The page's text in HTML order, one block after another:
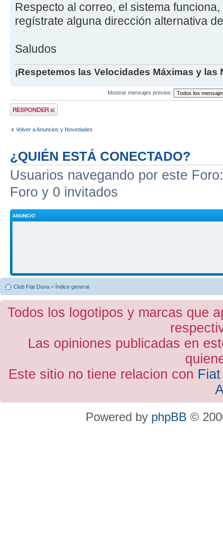
Respecto al correo, el sistema
regístrate alguna dirección alternativa
Saludos
¡Respetemos las Velocidades Máximas y las
Mostrar mensajes previos:
Publicar una
respuesta
Volver a Anuncios y Novedades
¿QUIÉN ESTÁ CONECTADO?
Usuarios navegando por este
Foro y 0 invitados
ANUNCIO
Club Fiat Duna » Índice general
Todos los logotipos y marcas que
Las opiniones publicadas en
Este sitio no tiene relacion con
Powered by phpBB ©